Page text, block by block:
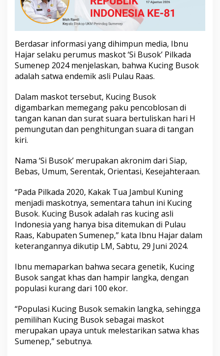
Berdasar informasi yang dihimpun media, Ibnu
Hajar selaku perumus maskot ‘Si Busok’ Pilkada
Sumenep 2024 menjelaskan, bahwa Kucing Busok
adalah satwa endemik asli Pulau Raas.
Dalam maskot tersebut, Kucing Busok
digambarkan memegang paku pencoblosan di
tangan kanan dan surat suara bertuliskan hari H
pemungutan dan penghitungan suara di tangan
kiri.
Nama ‘Si Busok’ merupakan akronim dari Siap,
Bebas, Umum, Serentak, Orientasi, Kesejahteraan.
“Pada Pilkada 2020, Kakak Tua Jambul Kuning
menjadi maskotnya, sementara tahun ini Kucing
Busok. Kucing Busok adalah ras kucing asli
Indonesia yang hanya bisa ditemukan di Pulau
Raas, Kabupaten Sumenep,” kata Ibnu Hajar dalam
keterangannya dikutip LM, Sabtu, 29 Juni 2024.
Ibnu memaparkan bahwa secara genetik, Kucing
Busok sangat khas dan hampir langka, dengan
populasi kurang dari 100 ekor.
“Populasi Kucing Busok semakin langka, sehingga
pemilihan Kucing Busok sebagai maskot
merupakan upaya untuk melestarikan satwa khas
Sumenep,” sebutnya.